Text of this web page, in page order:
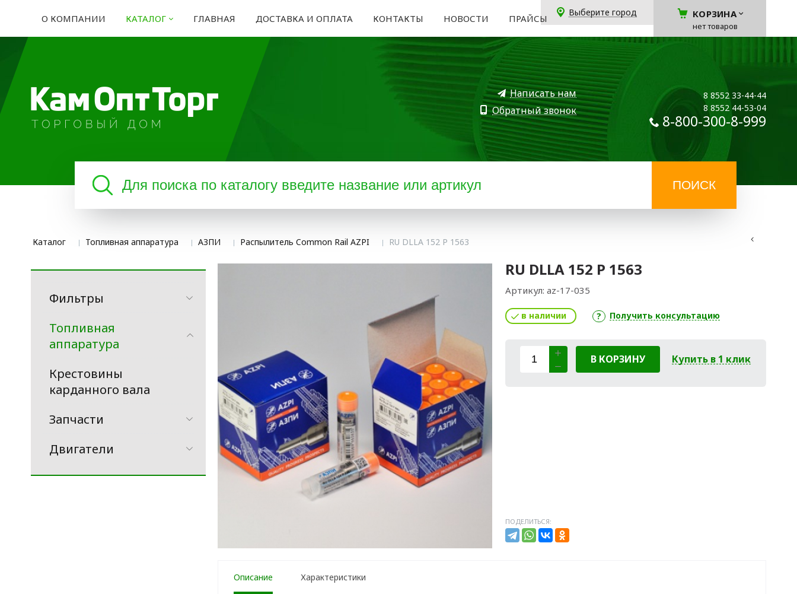
О КОМПАНИИ КАТАЛОГ ГЛАВНАЯ ДОСТАВКА И ОПЛАТА КОНТАКТЫ НОВОСТИ ПРАЙСЫ
Выберите город КОРЗИНА
нет товаров
Написать нам
Обратный звонок
8 8552 33-44-44
8 8552 44-53-04
8-800-300-8-999
Каталог Топливная аппаратура АЗПИ Распылитель Common Rail AZPI RU DLLA 152 P 1563
Фильтры
Топливная
аппаратура
Крестовины
карданного вала
Запчасти
Двигатели
RU DLLA 152 P 1563
Артикул: az-17-035
в наличии Получить консультацию
В КОРЗИНУ Купить в 1 клик
ПОДЕЛИТЬСЯ:
Описание Характеристики